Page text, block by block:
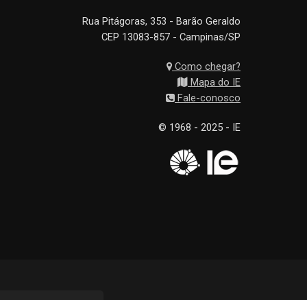
Rua Pitágoras, 353 - Barão Geraldo
CEP 13083-857 - Campinas/SP
Como chegar?
Mapa do IE
Fale-conosco
© 1968 - 2025 - IE